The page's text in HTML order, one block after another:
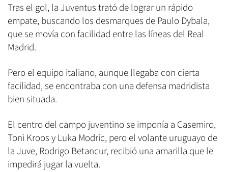
Tras el gol, la Juventus trató de lograr un rápido
empate, buscando los desmarques de Paulo Dybala,
que se movía con facilidad entre las líneas del Real
Madrid.
Pero el equipo italiano, aunque llegaba con cierta
facilidad, se encontraba con una defensa madridista
bien situada.
El centro del campo juventino se imponía a Casemiro,
Toni Kroos y Luka Modric, pero el volante uruguayo de
la Juve, Rodrigo Betancur, recibió una amarilla que le
impedirá jugar la vuelta.